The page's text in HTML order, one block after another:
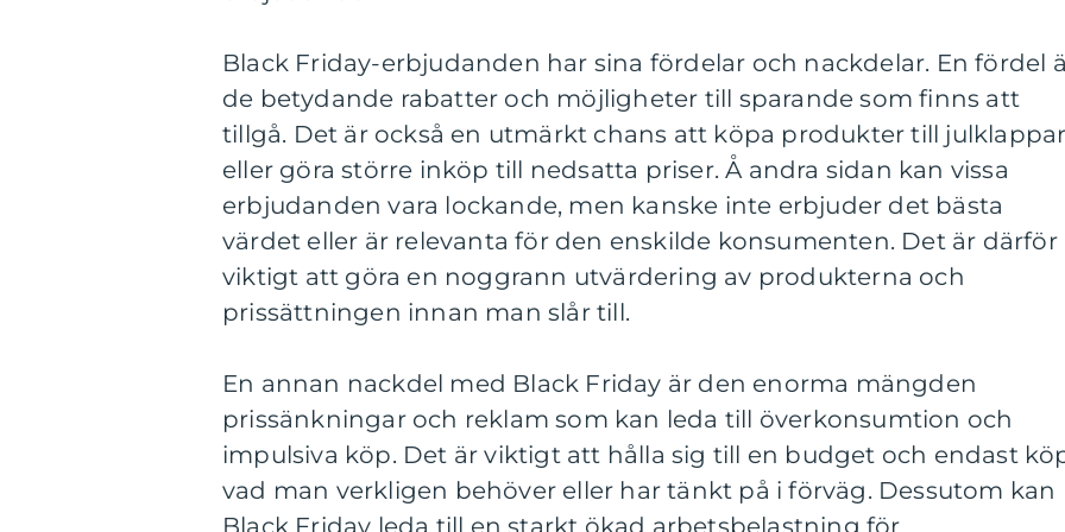
Black Friday-erbjudanden har sina fördelar och nackdelar. En fördel
de betydande rabatter och möjligheter till sparande som finns att
tillgå. Det är också en utmärkt chans att köpa produkter till julklappar
eller göra större inköp till nedsatta priser. Å andra sidan kan vissa
erbjudanden vara lockande, men kanske inte erbjuder det bästa
värdet eller är relevanta för den enskilde konsumenten. Det är därför
viktigt att göra en noggrann utvärdering av produkterna och
prissättningen innan man slår till.
En annan nackdel med Black Friday är den enorma mängden
prissänkningar och reklam som kan leda till överkonsumtion och
impulsiva köp. Det är viktigt att hålla sig till en budget och endast
vad man verkligen behöver eller har tänkt på i förväg. Dessutom kan
Black Friday leda till en starkt ökad arbetsbelastning för